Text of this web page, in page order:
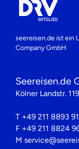
seereisen.de ist ein
Company GmbH
Seereisen.de
Kölner Landstr.
T +49 211 8893
F +49 211 8824
M